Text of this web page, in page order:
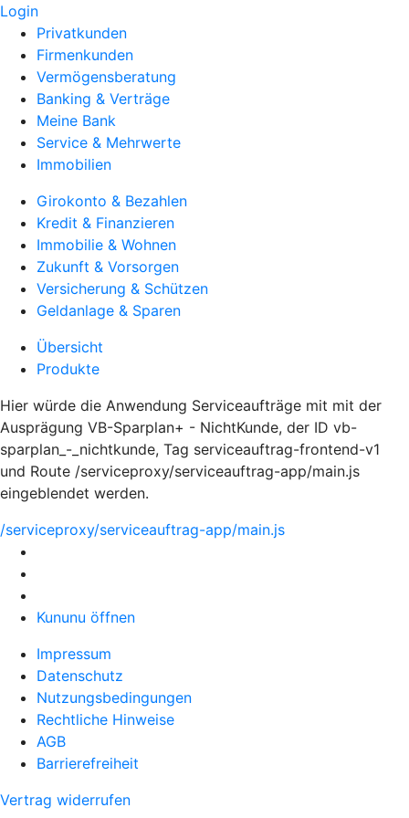
Login
Privatkunden
Firmenkunden
Vermögensberatung
Banking & Verträge
Meine Bank
Service & Mehrwerte
Immobilien
Girokonto & Bezahlen
Kredit & Finanzieren
Immobilie & Wohnen
Zukunft & Vorsorgen
Versicherung & Schützen
Geldanlage & Sparen
Übersicht
Produkte
Hier würde die Anwendung Serviceaufträge mit mit der
Ausprägung VB-Sparplan+ - NichtKunde, der ID vb-
sparplan_-_nichtkunde, Tag serviceauftrag-frontend-v1
und Route /serviceproxy/serviceauftrag-app/main.js
eingeblendet werden.
/serviceproxy/serviceauftrag-app/main.js
Kununu öffnen
Impressum
Datenschutz
Nutzungsbedingungen
Rechtliche Hinweise
AGB
Barrierefreiheit
Vertrag widerrufen